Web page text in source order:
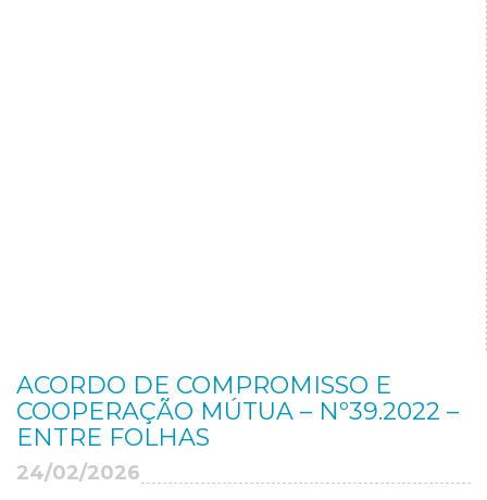
ACORDO DE COMPROMISSO E
COOPERAÇÃO MÚTUA – Nº39.2022 –
ENTRE FOLHAS
24/02/2026